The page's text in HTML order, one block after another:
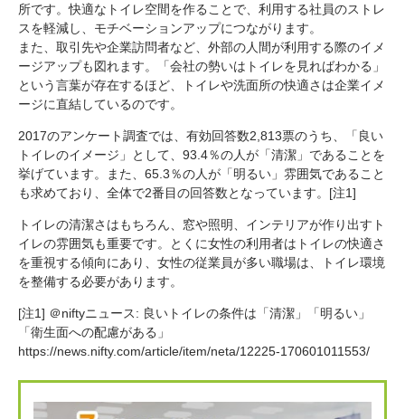
所です。快適なトイレ空間を作ることで、利用する社員のストレ
スを軽減し、モチベーションアップにつながります。
また、取引先や企業訪問者など、外部の人間が利用する際のイメ
ージアップも図れます。「会社の勢いはトイレを見ればわかる」
という言葉が存在するほど、トイレや洗面所の快適さは企業イメ
ージに直結しているのです。
2017のアンケート調査では、有効回答数2,813票のうち、「良い
トイレのイメージ」として、93.4％の人が「清潔」であることを
挙げています。また、65.3％の人が「明るい」雰囲気であること
も求めており、全体で2番目の回答数となっています。[注1]
トイレの清潔さはもちろん、窓や照明、インテリアが作り出すト
イレの雰囲気も重要です。とくに女性の利用者はトイレの快適さ
を重視する傾向にあり、女性の従業員が多い職場は、トイレ環境
を整備する必要があります。
[注1] ＠niftyニュース: 良いトイレの条件は「清潔」「明るい」
「衛生面への配慮がある」
https://news.nifty.com/article/item/neta/12225-170601011553/